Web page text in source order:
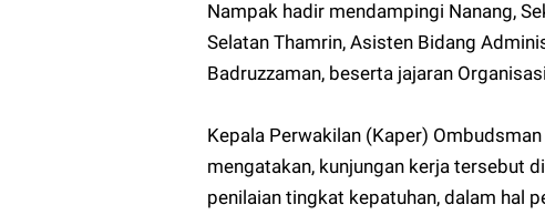
Nampak hadir mendampingi Nanang,
Selatan Thamrin, Asisten Bidang
Badruzzaman, beserta jajaran
Kepala Perwakilan (Kaper)
mengatakan, kunjungan kerja tersebut
penilaian tingkat kepatuhan, dalam hal